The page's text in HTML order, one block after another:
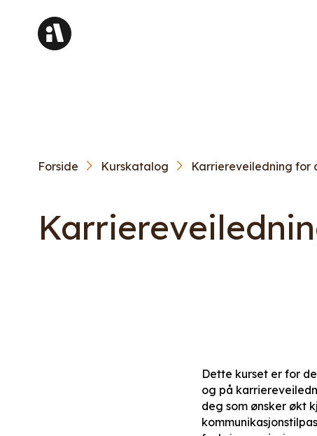
Forside Kurskatalog Karriereveiledning for
Dette kurset er for
og på
deg som ønsker økt